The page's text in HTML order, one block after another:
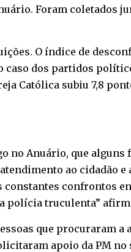
Foram
O índice de
caso dos partidos
Católica subiu 7,8
no Anuário, que
ao cidadão
confrontos
polícia truculenta”
que
apoio da PM